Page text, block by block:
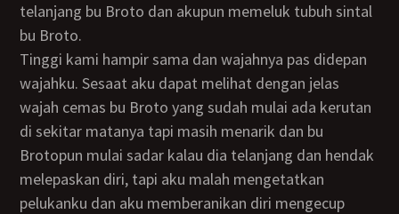
telanjang bu Broto dan akupun memeluk tubuh sintal
bu Broto.
Tinggi kami hampir sama dan wajahnya pas didepan
wajahku. Sesaat aku dapat melihat dengan jelas
wajah cemas bu Broto yang sudah mulai ada kerutan
di sekitar matanya tapi masih menarik dan bu
Brotopun mulai sadar kalau dia telanjang dan hendak
melepaskan diri, tapi aku malah mengetatkan
pelukanku dan aku memberanikan diri mengecup